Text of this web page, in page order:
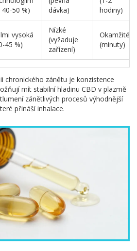
40-50 %)
dávka)
hodiny)
vysoká
45 %)
Nízké
(vyžaduje
zařízení)
Okamžité
(minuty)
chronického zánětu je konzistence
mít stabilní hladinu CBD v plazmě
zánětlivých procesů výhodnější
přináší inhalace.